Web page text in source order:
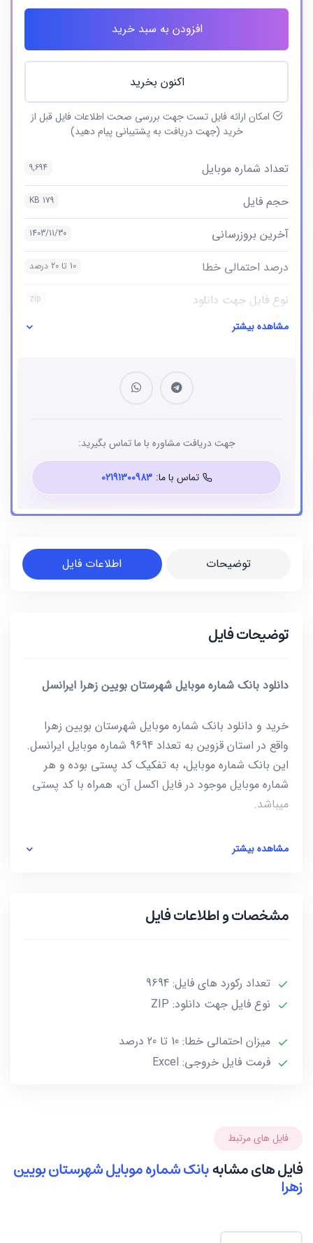
توضیحات اطلاعات فایل
توضیحات فایل
دانلود بانک شماره موبایل شهرستان بویین زهرا ایرانسل
خرید و دانلود بانک شماره موبایل شهرستان بویین زهرا
واقع در استان قزوین به تعداد 9694 شماره موبایل ایرانسل.
این بانک شماره موبایل، به تفکیک کد پستی بوده و هر
شماره موبایل موجود در فایل اکسل آن، همراه با کد پستی
میباشد.
***تمامی فایل ها ممکن است به علت واگذاری خط توسط
تا حداکثر 20 درصد خطا داشته باشند.***
مشاهده بیشتر
مشخصات و اطلاعات فایل
تعداد رکورد های فایل: 9694
نوع فایل جهت دانلود: ZIP
میزان احتمالی خطا: 10 تا 20 درصد
فرمت فایل خروجی: Excel
فایل های مرتبط
فایل های مشابهبانک شماره موبایل شهرستان بویین
زهرا
افزودن به سبد خرید
اکنون بخرید
امکان ارائه فایل تست جهت بررسی صحت اطلاعات فایل قبل از
خرید (جهت دریافت به پشتیبانی پیام دهید)
تعداد شماره موبایل 9,694
حجم فایل 179 KB
آخرین بروزرسانی 1403/11/30
درصد احتمالی خطا 10 تا 20 درصد
نوع فایل جهت دانلود zip
نوع فایل بانک شماره موبایل مشاهده بیشتر
جهت دریافت مشاوره با ما تماس بگیرید:
تماس با ما: 02191300983